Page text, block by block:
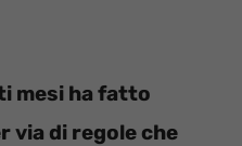
mesi ha fatto
via di regole che